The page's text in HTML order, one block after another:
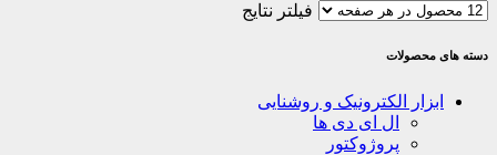
فیلتر نتایج
دسته های محصولات
ابزار الکترونیک و روشنایی
ال ای دی ها
پروژوکتور